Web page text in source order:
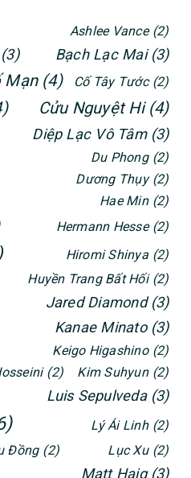
Ashlee Vance (2)
(3) Bạch Lạc Mai (3)
Mạn (4) Cố Tây Tước (2)
Cửu Nguyệt Hi (4)
Diệp Lạc Vô Tâm (3)
Du Phong (2)
Dương Thụy (2)
Hae Min (2)
Hermann Hesse (2)
Hiromi Shinya (2)
Huyền Trang Bất Hối (2)
Jared Diamond (3)
Kanae Minato (3)
Keigo Higashino (2)
(2) Kim Suhyun (2)
Luis Sepulveda (3)
Lý Ái Linh (2)
Đồng (2) Lục Xu (2)
Matt Haig (3)